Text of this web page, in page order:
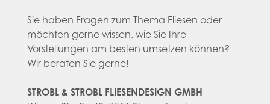
Sie haben Fragen zum Thema Fliesen oder
möchten gerne wissen, wie Sie Ihre
Vorstellungen am besten umsetzen können?
Wir beraten Sie gerne!
STROBL & STROBL FLIESENDESIGN GMBH